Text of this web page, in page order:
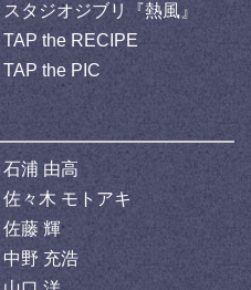
スタジオジブリ『熱風』
TAP the RECIPE
TAP the PIC
石浦 由高
佐々木 モトアキ
佐藤 輝
中野 充浩